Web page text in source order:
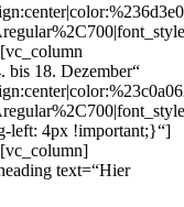
bis 18. Dezember“
left: 4px !important;}“]
text=“Hier